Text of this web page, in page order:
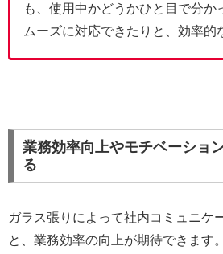
も、使用中かどうかひと目で分か
ムーズに対応できたりと、効率的
業務効率向上やモチベーショ
る
ガラス張りによって社内コミュニケ
と、業務効率の向上が期待できます